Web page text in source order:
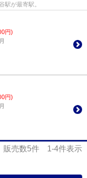
駅が最寄駅。
円)
円)
販売数5件 1-4件表示